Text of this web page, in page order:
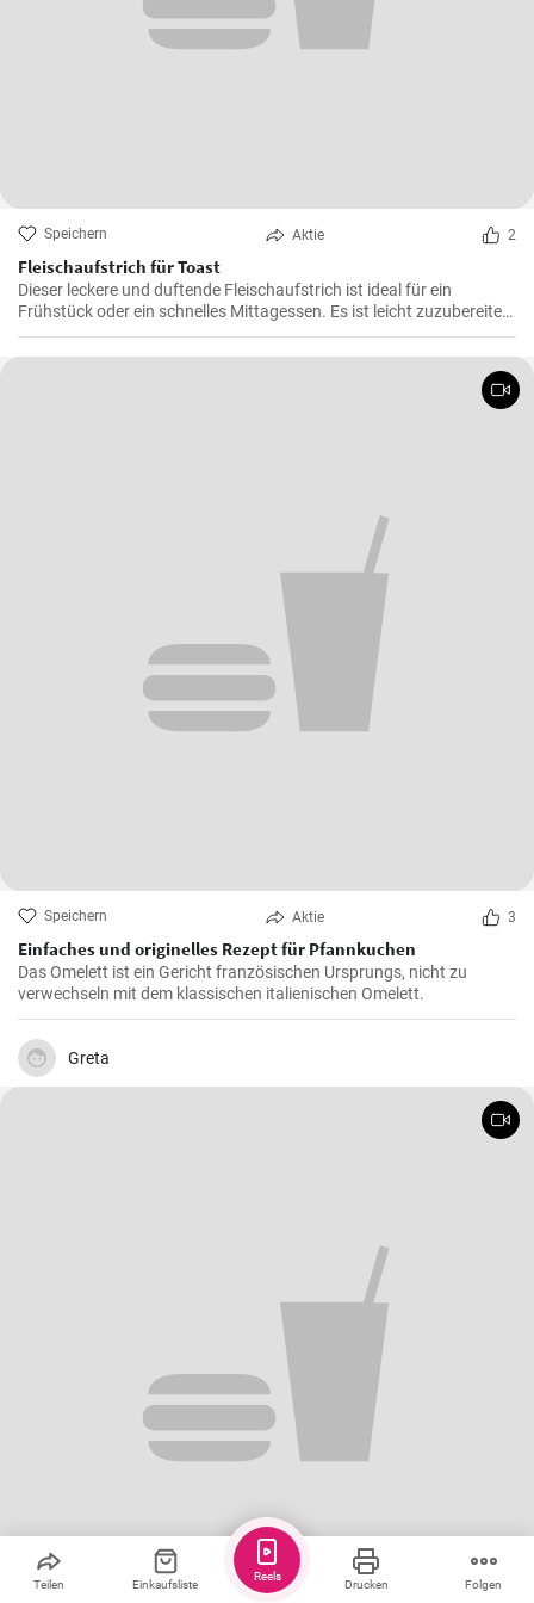
Speichern Aktie 2
Fleischaufstrich für Toast
Dieser leckere und duftende Fleischaufstrich ist ideal für ein
Frühstück oder ein schnelles Mittagessen. Es ist leicht zuzubereiten
und wird sicherlich alle Fleischliebhaber erfreuen.
Speichern Aktie 3
Einfaches und originelles Rezept für Pfannkuchen
Das Omelett ist ein Gericht französischen Ursprungs, nicht zu
verwechseln mit dem klassischen italienischen Omelett.
Greta
Teilen Einkaufsliste Drucken Folgen
Reels